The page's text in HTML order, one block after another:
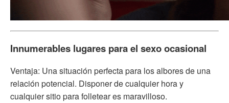
Innumerables lugares para el sexo ocasional
Ventaja: Una situación perfecta para los albores de una
relación potencial. Disponer de cualquier hora y
cualquier sitio para folletear es maravilloso.